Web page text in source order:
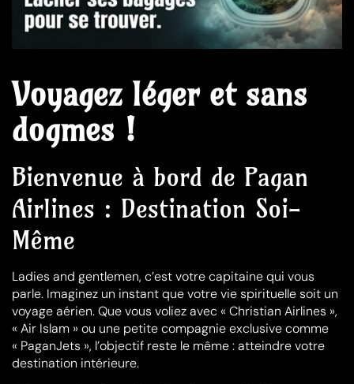
Voyagez léger et sans
dogmes !
Bienvenue à bord de Pagan
Airlines : Destination Soi-
Même
Ladies and gentlemen, c’est votre capitaine qui vous
parle. Imaginez un instant que votre vie spirituelle soit un
voyage aérien. Que vous voliez avec « Christian Airlines »,
« Air Islam » ou une petite compagnie exclusive comme
« PaganJets », l’objectif reste le même : atteindre votre
destination intérieure.